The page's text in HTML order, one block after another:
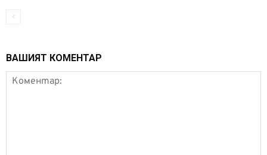
ВАШИЯТ КОМЕНТАР